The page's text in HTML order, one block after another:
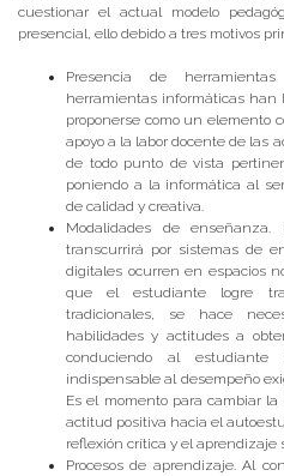
cuestionar el actual modelo
presencial, ello debido a tres motivos
Presencia de
herramientas informáticas han
proponerse como un elemento
apoyo a la labor docente de las
de todo punto de vista
poniendo a la informática al
de calidad y creativa.
Modalidades de
transcurrirá por sistemas de
digitales ocurren en espacios
que el estudiante logre
tradicionales, se hace
habilidades y actitudes a
conduciendo al estudiante
indispensable al desempeño
Es el momento para cambiar
actitud positiva hacia el
reflexión crítica y el aprendizaje
Procesos de aprendizaje. Al